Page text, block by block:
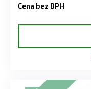
Cena bez DPH